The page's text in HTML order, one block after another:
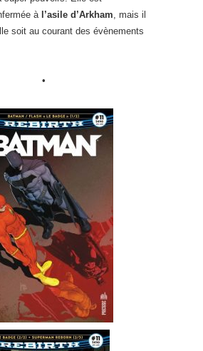
à l’asile d’Arkham, mais il
soit au courant des évènements
•